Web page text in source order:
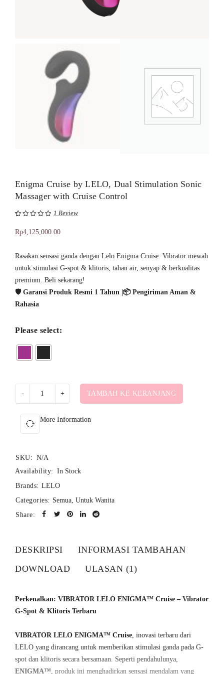
Enigma Cruise by LELO, Dual Stimulation Sonic
Massager with Cruise Control
Peringkat 5.00
berdasarkan
1
penilaian
pelanggan
1 Review
Rp4,125,000.00
Rasakan sensasi ganda dengan Lelo Enigma Cruise. Vibrator mewah
untuk stimulasi G-spot & klitoris, tahan air, senyap & berkualitas
premium. Beli sekarang!
🛡️ Garansi Produk Resmi 1 Tahun |📦 Pengiriman Aman &
Rahasia
Please select:
TAMBAH KE KERANJANG
More Information
SKU: N/A
Availability: In Stock
Brands: LELO
Categories: Semua, Untuk Wanita
Share:
DESKRIPSI
INFORMASI TAMBAHAN
DOWNLOAD
ULASAN (1)
Perkenalkan: VIBRATOR LELO ENIGMA™ Cruise – Vibrator
G-Spot & Klitoris Terbaru
VIBRATOR LELO ENIGMA™ Cruise, inovasi terbaru dari
LELO yang dirancang untuk memberikan stimulasi ganda pada G-
spot dan klitoris secara bersamaan. Seperti pendahulunya,
ENIGMA™, produk ini menghadirkan sensasi mendalam yang